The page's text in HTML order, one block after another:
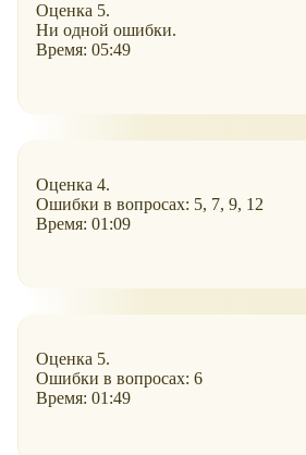
Оценка 5.
Ни одной ошибки.
Время: 05:49
Оценка 4.
Ошибки в вопросах: 5, 7, 9, 12
Время: 01:09
Оценка 5.
Ошибки в вопросах: 6
Время: 01:49